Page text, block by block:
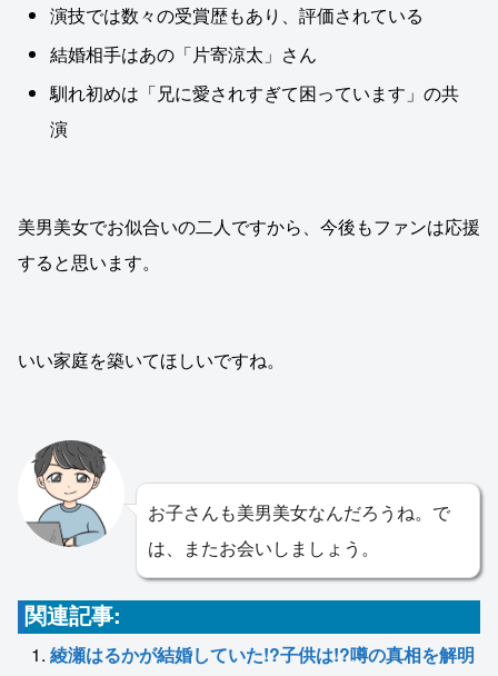
演技では数々の受賞歴もあり、評価されている
結婚相手はあの「片寄涼太」さん
馴れ初めは「兄に愛されすぎて困っています」の共
演
美男美女でお似合いの二人ですから、今後もファンは応援
すると思います。
いい家庭を築いてほしいですね。
お子さんも美男美女なんだろうね。で
は、またお会いしましょう。
関連記事:
綾瀬はるかが結婚していた!?子供は!?噂の真相を解明